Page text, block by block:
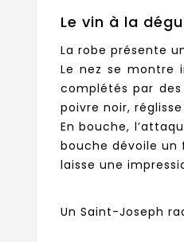
Le vin à la
La robe présente
Le nez se montre
complétés par
poivre noir,
En bouche,
bouche dévoile
laisse une
Un Saint-Joseph